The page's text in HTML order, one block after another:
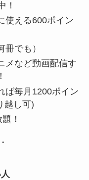
！
使える600ポイン
でも）
メなど動画配信す
ば毎月1200ポイン
越し可)
！